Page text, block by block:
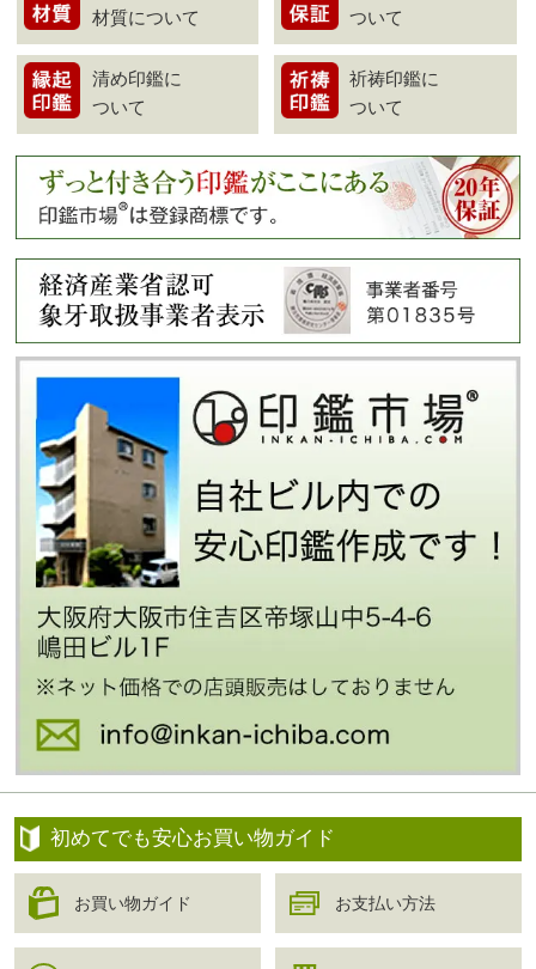
材質について
ついて
清め印鑑に
ついて
祈祷印鑑に
ついて
初めてでも安心お買い物ガイド
お買い物ガイド お支払い方法